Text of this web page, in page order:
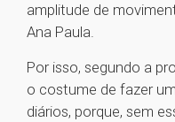
amplitude de
Ana Paula.
Por isso, segundo a
o costume de fazer
diários, porque, sem